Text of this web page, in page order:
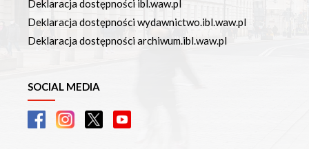
Deklaracja dostępności ibl.waw.pl
Deklaracja dostępności wydawnictwo.ibl.waw.pl
Deklaracja dostępności archiwum.ibl.waw.pl
SOCIAL MEDIA